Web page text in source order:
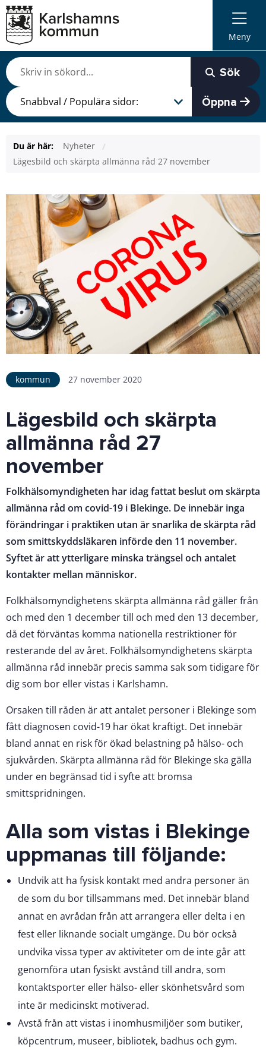
Meny
Sök
Öppna
Du är här:
Nyheter
Lägesbild och skärpta allmänna råd 27 november
kommun 27 november 2020
Lägesbild och skärpta
allmänna råd 27
november
Folkhälsomyndigheten har idag fattat beslut om skärpta
allmänna råd om covid-19 i Blekinge. De innebär inga
förändringar i praktiken utan är snarlika de skärpta råd
som smittskyddsläkaren införde den 11 november.
Syftet är att ytterligare minska trängsel och antalet
kontakter mellan människor.
Folkhälsomyndighetens skärpta allmänna råd gäller från
och med den 1 december till och med den 13 december,
då det förväntas komma nationella restriktioner för
resterande del av året. Folkhälsomyndighetens skärpta
allmänna råd innebär precis samma sak som tidigare för
dig som bor eller vistas i Karlshamn.
Orsaken till råden är att antalet personer i Blekinge som
fått diagnosen covid-19 har ökat kraftigt. Det innebär
bland annat en risk för ökad belastning på hälso- och
sjukvården. Skärpta allmänna råd för Blekinge ska gälla
under en begränsad tid i syfte att bromsa
smittspridningen.
Alla som vistas i Blekinge
uppmanas till följande:
Undvik att ha fysisk kontakt med andra personer än
de som du bor tillsammans med. Det innebär bland
annat en avrådan från att arrangera eller delta i en
fest eller liknande socialt umgänge. Du bör också
undvika vissa typer av aktiviteter om de inte går att
genomföra utan fysiskt avstånd till andra, som
kontaktsporter eller hälso- eller skönhetsvård som
inte är medicinskt motiverad.
Avstå från att vistas i inomhusmiljöer som butiker,
köpcentrum, museer, bibliotek, badhus och gym.